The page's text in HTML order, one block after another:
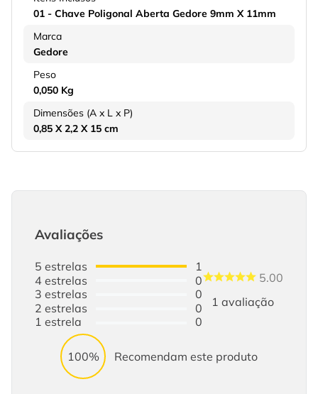
01 - Chave Poligonal Aberta Gedore 9mm X 11mm
Marca
Gedore
Peso
0,050 Kg
Dimensões (A x L x P)
0,85 X 2,2 X 15 cm
Avaliações
5estrelas
4estrelas
3estrelas
2estrelas
1estrela
1
0
0
0
0
5.00
1avaliação
100% Recomendam este produto